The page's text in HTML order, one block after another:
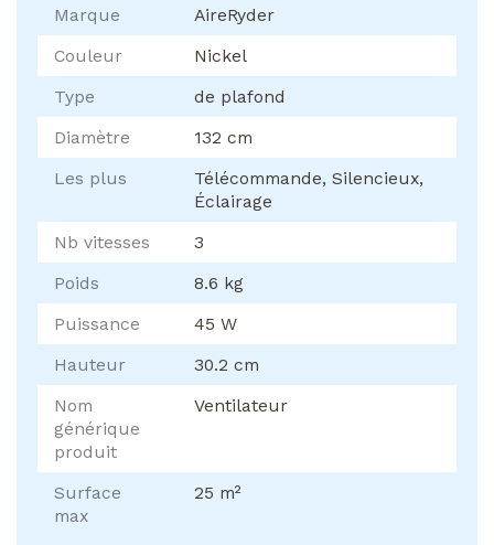
Marque
AireRyder
Couleur
Nickel
Type
de plafond
Diamètre
132 cm
Les plus
Télécommande, Silencieux,
Éclairage
Nb vitesses
3
Poids
8.6 kg
Puissance
45 W
Hauteur
30.2 cm
Nom
générique
produit
Ventilateur
Surface
max
25 m²